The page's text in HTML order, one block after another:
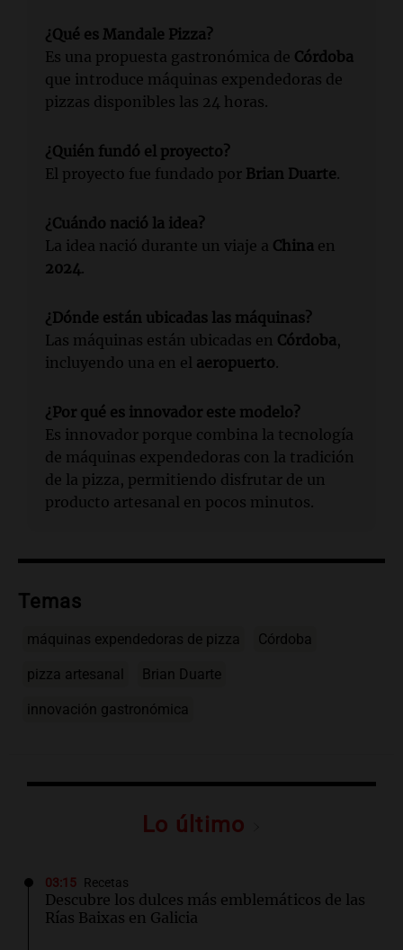
¿Qué es Mandale Pizza?
Es una propuesta gastronómica de Córdoba
que introduce máquinas expendedoras de
pizzas disponibles las 24 horas.
¿Quién fundó el proyecto?
El proyecto fue fundado por Brian Duarte.
¿Cuándo nació la idea?
La idea nació durante un viaje a China en
2024.
¿Dónde están ubicadas las máquinas?
Las máquinas están ubicadas en Córdoba,
incluyendo una en el aeropuerto.
¿Por qué es innovador este modelo?
Es innovador porque combina la tecnología
de máquinas expendedoras con la tradición
de la pizza, permitiendo disfrutar de un
producto artesanal en pocos minutos.
Temas
máquinas expendedoras de pizza Córdoba
pizza artesanal Brian Duarte
innovación gastronómica
Lo último
03:15 Recetas
Descubre los dulces más emblemáticos de las
Rías Baixas en Galicia